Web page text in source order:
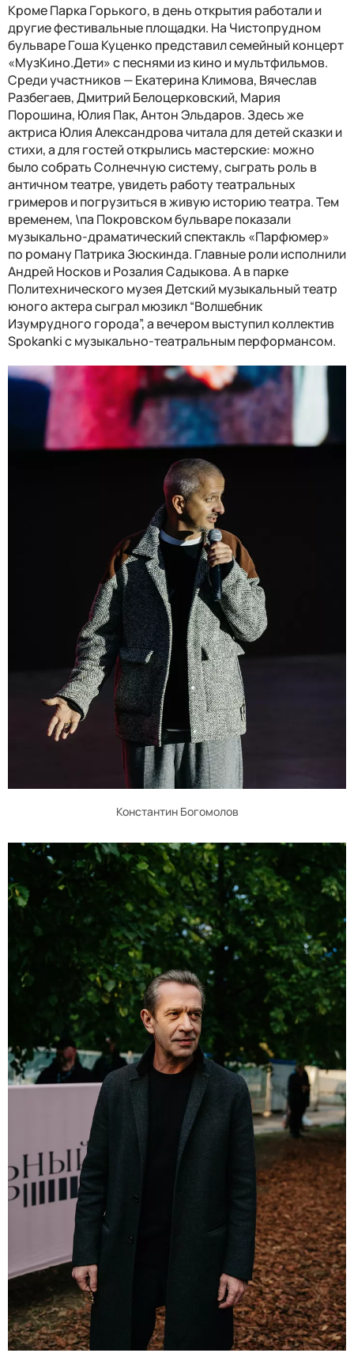
Кроме Парка Горького, в день открытия работали и
другие фестивальные площадки. На Чистопрудном
бульваре Гоша Куценко представил семейный концерт
«МузКино.Дети» с песнями из кино и мультфильмов.
Среди участников — Екатерина Климова, Вячеслав
Разбегаев, Дмитрий Белоцерковский, Мария
Порошина, Юлия Пак, Антон Эльдаров. Здесь же
актриса Юлия Александрова читала для детей сказки и
стихи, а для гостей открылись мастерские: можно
было собрать Солнечную систему, сыграть роль в
античном театре, увидеть работу театральных
гримеров и погрузиться в живую историю театра. Тем
временем, \па Покровском бульваре показали
музыкально-драматический спектакль «Парфюмер»
по роману Патрика Зюскинда. Главные роли исполнили
Андрей Носков и Розалия Садыкова. А в парке
Политехнического музея Детский музыкальный театр
юного актера сыграл мюзикл “Волшебник
Изумрудного города”, а вечером выступил коллектив
Spokanki с музыкально-театральным перформансом.
Константин Богомолов